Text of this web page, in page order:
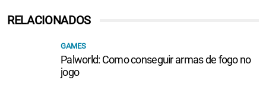
RELACIONADOS
GAMES
Palworld: Como conseguir armas de fogo no
jogo